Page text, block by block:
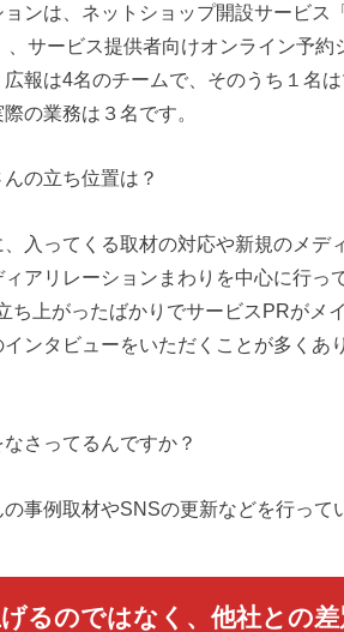
ョンは、ネットショップ開設サービ
サービス提供者向けオンライン予約
広報は4名のチームで、そのうち１名
の業務は３名です。
の立ち位置は？
、入ってくる取材の対応や新規のメ
アリレーションまわりを中心に行っ
ち上がったばかりでサービスPRがメ
ンタビューをいただくことが多くあ
さってるんですか？
の事例取材やSNSの更新などを行って
るのではなく、他社との